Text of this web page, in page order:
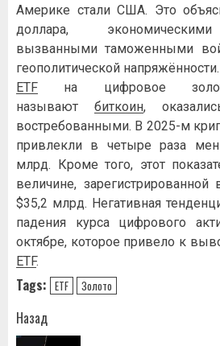
Америке стали США. Это
доллара,
вызванными таможенными
геополитической напряжённости.
ETF на цифровое
называют биткоин,
востребованными. В 2025-м
привлекли в четыре раза
млрд. Кроме того, этот
величине,
$35,2 млрд. Негативная
падения курса цифрового
октябре, которое привело к
ETF.
Tags: ETF Золото
Навигация
Назад